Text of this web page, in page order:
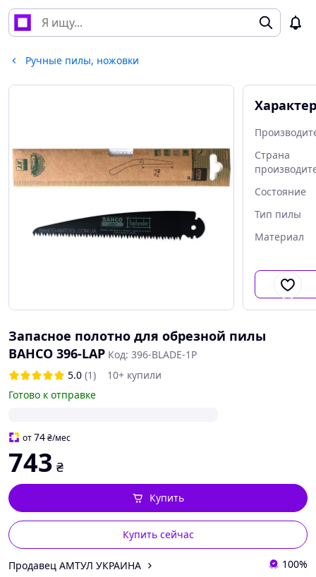
Ручные пилы, ножовки
Страна
Состояние
Тип пилы
Материал
Запасное полотно для обрезной пилы
BAHCO 396-LAP Код: 396-BLADE-1P
5.0 (1)
10+ купили
Готово к отправке
от74₴/мес
743 ₴
Купить сейчас
Купить
Продавец АМТУЛ УКРАИНА 100%